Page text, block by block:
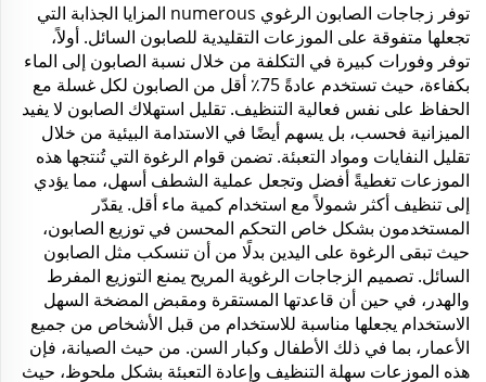
توفر زجاجات الصابون الرغوي numerous المزايا الجذابة التي
تجعلها متفوقة على الموزعات التقليدية للصابون السائل. أولاً،
توفر وفورات كبيرة في التكلفة من خلال نسبة الصابون إلى الماء
بكفاءة، حيث تستخدم عادةً 75٪ أقل من الصابون لكل غسلة مع
الحفاظ على نفس فعالية التنظيف. تقليل استهلاك الصابون لا يفيد
الميزانية فحسب، بل يسهم أيضًا في الاستدامة البيئية من خلال
تقليل النفايات ومواد التعبئة. تضمن قوام الرغوة التي تُنتجها هذه
الموزعات تغطيةً أفضل وتجعل عملية الشطف أسهل، مما يؤدي
إلى تنظيف أكثر شمولاً مع استخدام كمية ماء أقل. يقدّر
المستخدمون بشكل خاص التحكم المحسن في توزيع الصابون،
حيث تبقى الرغوة على اليدين بدلًا من أن تنسكب مثل الصابون
السائل. تصميم الزجاجات الرغوية المريح يمنع التوزيع المفرط
والهدر، في حين أن قاعدتها المستقرة ومقبض المضخة السهل
الاستخدام يجعلها مناسبة للاستخدام من قبل الأشخاص من جميع
الأعمار، بما في ذلك الأطفال وكبار السن. من حيث الصيانة، فإن
هذه الموزعات سهلة التنظيف وإعادة التعبئة بشكل ملحوظ، حيث